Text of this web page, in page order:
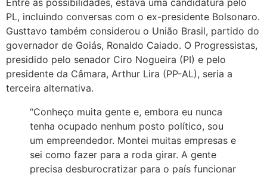
PL, incluindo conversas com o ex-presidente Bolsonaro.
Gusttavo também considerou o União Brasil, partido do
governador de Goiás, Ronaldo Caiado. O Progressistas,
presidido pelo senador Ciro Nogueira (PI) e pelo
presidente da Câmara, Arthur Lira (PP-AL), seria a
terceira alternativa.
“Conheço muita gente e, embora eu nunca
tenha ocupado nenhum posto político, sou
um empreendedor. Montei muitas empresas e
sei como fazer para a roda girar. A gente
precisa desburocratizar para o país funcionar